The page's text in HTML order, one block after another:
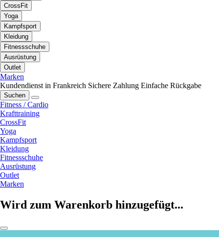
CrossFit
Yoga
Kampfsport
Kleidung
Fitnessschuhe
Ausrüstung
Outlet
Marken
Kundendienst in Frankreich Sichere Zahlung Einfache Rückgabe
Suchen
Fitness / Cardio
Krafttraining
CrossFit
Yoga
Kampfsport
Kleidung
Fitnessschuhe
Ausrüstung
Outlet
Marken
Wird zum Warenkorb hinzugefügt...